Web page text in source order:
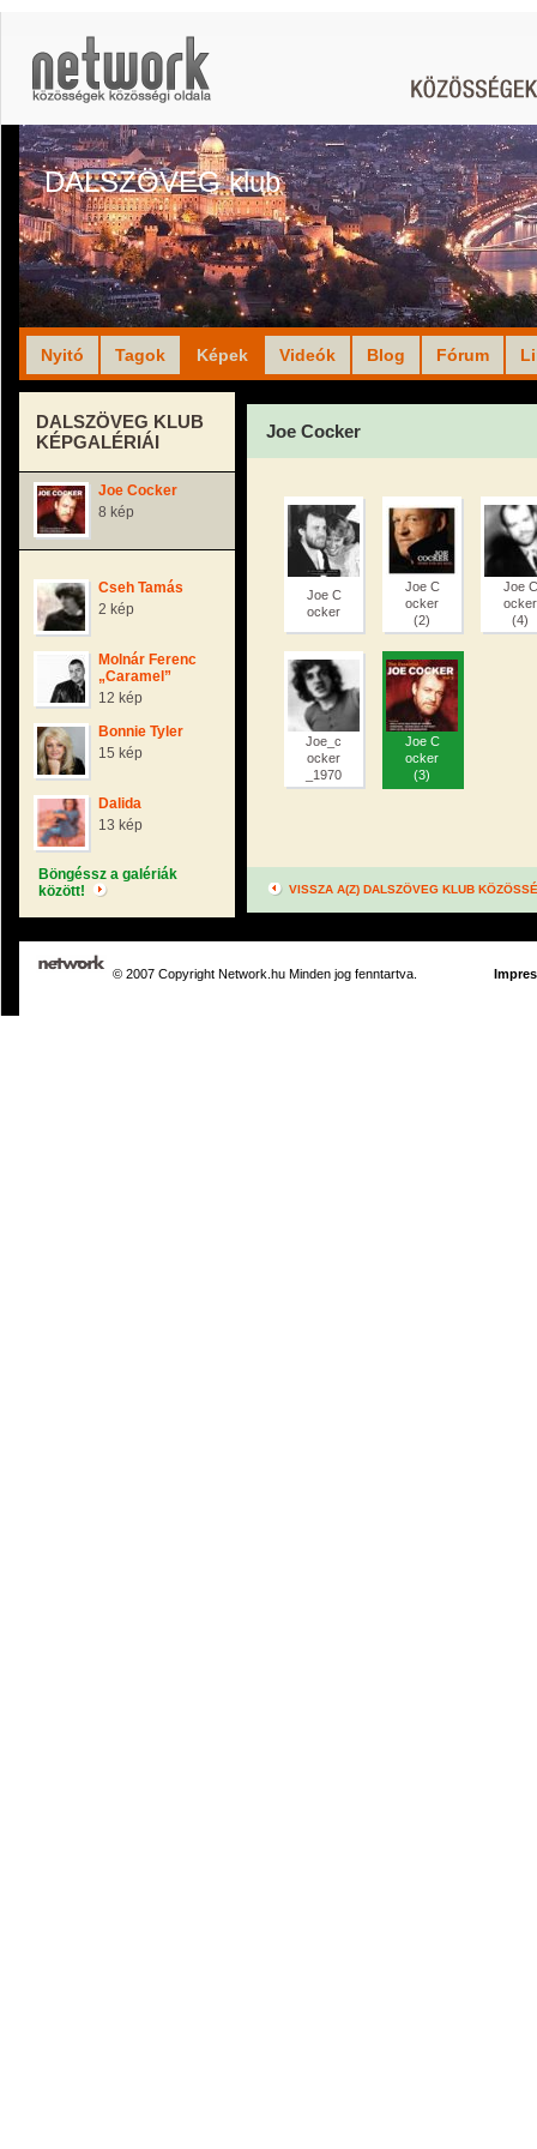
DALSZÖVEG klub
Nyitó Tagok Képek Videók Blog Fórum
DALSZÖVEG KLUB
KÉPGALÉRIÁI
Joe Cocker
8 kép
Cseh Tamás
2 kép
Molnár Ferenc
„Caramel”
12 kép
Bonnie Tyler
15 kép
Dalida
13 kép
Böngéssz a galériák
között!
Joe Cocker
Joe C
ocker
Joe C
ocker
(2)
Joe C
ocker
(4)
Joe_c
ocker
_1970
Joe C
ocker
(3)
VISSZA A(Z) DALSZÖVEG KLUB
© 2007 Copyright Network.hu Minden jog fenntartva.